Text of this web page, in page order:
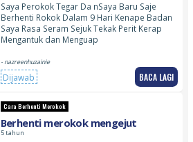
Saya Perokok Tegar Da nSaya Baru Saje
Berhenti Rokok Dalam 9 Hari Kenape Badan
Saya Rasa Seram Sejuk Tekak Perit Kerap
Mengantuk dan Menguap
- nazreenhuzainie
Dijawab BACA LAGI
Cara Berhenti Merokok
Berhenti merokok mengejut
5 tahun